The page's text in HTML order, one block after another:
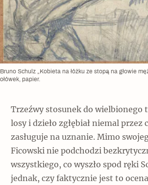
Bruno Schulz „Kobieta na łóżku ze stopą na głowie
ołówek, papier.
Trzeźwy stosunek do wielbionego
losy i dzieło zgłębiał niemal przez
zasługuje na uznanie. Mimo
Ficowski nie podchodzi
wszystkiego, co wyszło spod ręki
jednak, czy faktycznie jest to